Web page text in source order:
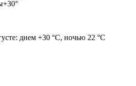
+30°
днем +30 °C, ночью 22 °C